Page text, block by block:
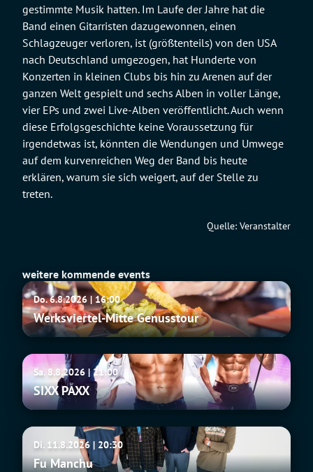
gestimmte Musik hatten. Im Laufe der Jahre hat die
Band einen Gitarristen dazugewonnen, einen
Schlagzeuger verloren, ist (größtenteils) von den USA
nach Deutschland umgezogen, hat Hunderte von
Konzerten in kleinen Clubs bis hin zu Arenen auf der
ganzen Welt gespielt und sechs Alben in voller Länge,
vier EPs und zwei Live-Alben veröffentlicht. Auch wenn
diese Erfolgsgeschichte keine Voraussetzung für
irgendetwas ist, könnten die Wendungen und Umwege
auf dem kurvenreichen Weg der Band bis heute
erklären, warum sie sich weigert, auf der Stelle zu
treten.
Quelle: Veranstalter
weitere kommende events
Werksviertel-
Mitte
Genusstour
Do. 6.8.2026 | 16:00
Werksviertel-Mitte Genusstour
SIXX
PAXXSa. 8.8.2026 | 21:00
SIXX PAXX
Fu
Manchu
Di. 11.8.2026 | 20:30
Fu Manchu